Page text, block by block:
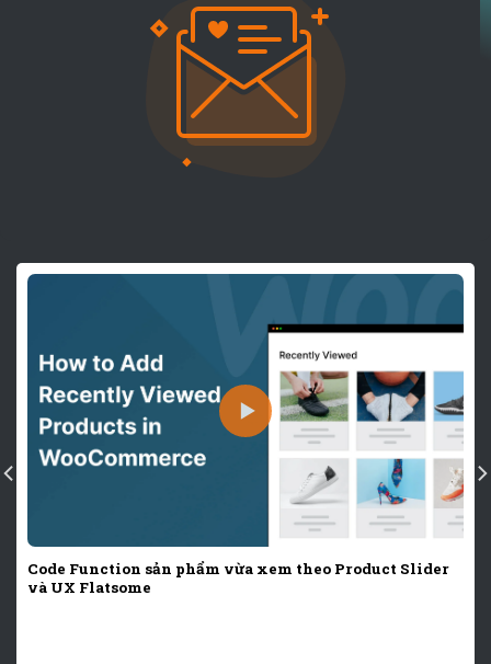
Code Function sản phẩm vừa xem theo Product Slider
và UX Flatsome